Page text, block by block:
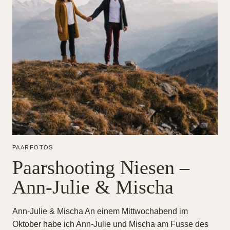
PAARFOTOS
Paarshooting Niesen –
Ann-Julie & Mischa
Ann-Julie & Mischa An einem Mittwochabend im
Oktober habe ich Ann-Julie und Mischa am Fusse des